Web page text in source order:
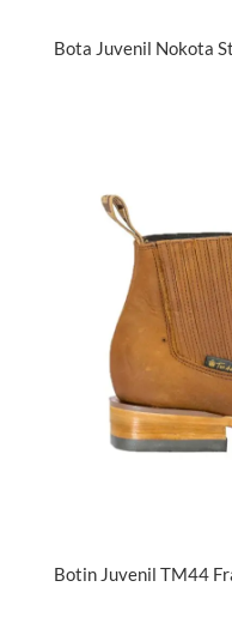
Bota Juvenil Nokota
Botin Juvenil TM44